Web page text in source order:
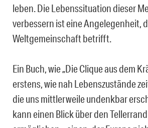
leben. Die Lebenssituation dieser
verbessern ist eine Angelegenheit,
Weltgemeinschaft betrifft.
Ein Buch, wie „Die Clique aus dem
erstens, wie nah Lebenszustände
die uns mittlerweile undenkbar
kann einen Blick über den